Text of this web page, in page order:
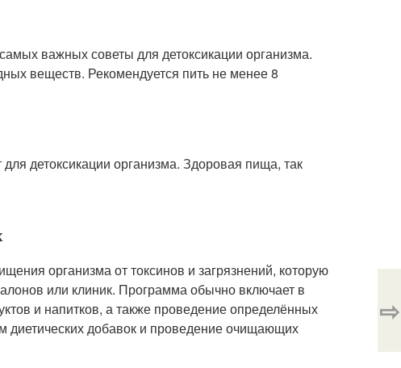
важных советы для детоксикации организма.
веществ. Рекомендуется пить не менее 8
детоксикации организма. Здоровая пища, так
организма от токсинов и загрязнений, которую
или клиник. Программа обычно включает в
и напитков, а также проведение определённых
диетических добавок и проведение очищающих
⇨